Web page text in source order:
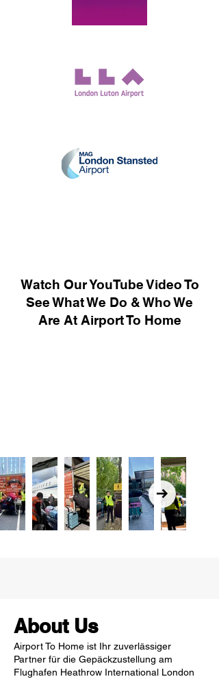
Watch Our YouTube Video To
See What We Do & Who We
Are At Airport To Home
About Us
Airport To Home ist Ihr zuverlässiger
Partner für die Gepäckzustellung am
Flughafen Heathrow International London